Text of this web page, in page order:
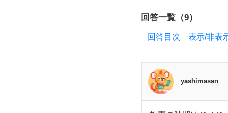
で
き
る
フ
ィ
回答一覧（9）
回答目次 表示/非表
yashimasan